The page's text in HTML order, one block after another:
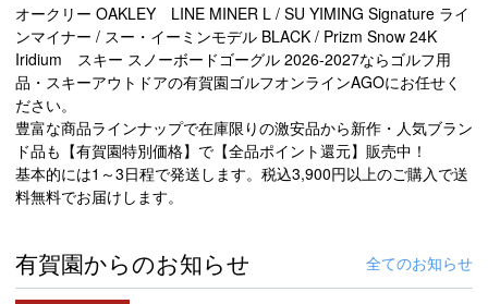
オークリー OAKLEY LINE MINER L / SU YIMING Signature ライ
ンマイナー / スー・イーミンモデル BLACK / Prizm Snow 24K
Iridium スキー スノーボードゴーグル 2026-2027ならゴルフ用
品・スキーアウトドアの有賀園ゴルフオンラインAGOにお任せく
ださい。
豊富な商品ラインナップで在庫限りの激安品から新作・人気ブラン
ド品も【有賀園特別価格】で【全品ポイント還元】販売中！
基本的には1～3日程で発送します。税込3,900円以上のご購入で送
料無料でお届けします。
有賀園からのお知らせ 全てのお知らせ